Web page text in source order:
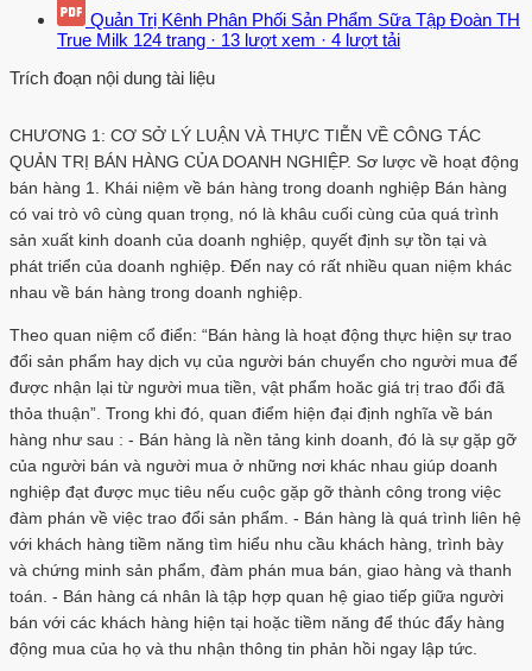
Quản Trị Kênh Phân Phối Sản Phẩm Sữa Tập Đoàn TH
True Milk 124 trang · 13 lượt xem · 4 lượt tải
Trích đoạn nội dung tài liệu
CHƯƠNG 1: CƠ SỞ LÝ LUẬN VÀ THỰC TIỄN VỀ CÔNG TÁC
QUẢN TRỊ BÁN HÀNG CỦA DOANH NGHIỆP. Sơ lược về hoạt động
bán hàng 1. Khái niệm về bán hàng trong doanh nghiệp Bán hàng
có vai trò vô cùng quan trọng, nó là khâu cuối cùng của quá trình
sản xuất kinh doanh của doanh nghiệp, quyết định sự tồn tại và
phát triển của doanh nghiệp. Đến nay có rất nhiều quan niệm khác
nhau về bán hàng trong doanh nghiệp.
Theo quan niệm cổ điển: “Bán hàng là hoạt động thực hiện sự trao
đổi sản phẩm hay dịch vụ của người bán chuyển cho người mua để
được nhận lại từ người mua tiền, vật phẩm hoăc giá trị trao đổi đã
thỏa thuận”. Trong khi đó, quan điểm hiện đại định nghĩa về bán
hàng như sau : - Bán hàng là nền tảng kinh doanh, đó là sự gặp gỡ
của người bán và người mua ở những nơi khác nhau giúp doanh
nghiệp đạt được mục tiêu nếu cuộc gặp gỡ thành công trong việc
đàm phán về việc trao đổi sản phẩm. - Bán hàng là quá trình liên hệ
với khách hàng tiềm năng tìm hiểu nhu cầu khách hàng, trình bày
và chứng minh sản phẩm, đàm phán mua bán, giao hàng và thanh
toán. - Bán hàng cá nhân là tập hợp quan hệ giao tiếp giữa người
bán với các khách hàng hiện tại hoặc tiềm năng để thúc đẩy hàng
động mua của họ và thu nhận thông tin phản hồi ngay lập tức.